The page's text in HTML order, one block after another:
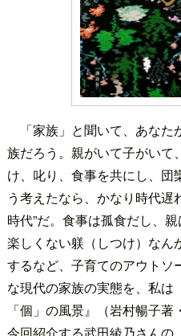
「家族」と聞いて、あな
族だろう。親がいて子がいて
け、叱り、食事を共にし、団
う考えたなら、かなり時代遅
時代”だ。食事は孤食だし、
楽しくない躾（しつけ）なん
するなど、子育てのアウトソ
な現代の家族の実態を、私
「個」の風景』（岩村暢子著